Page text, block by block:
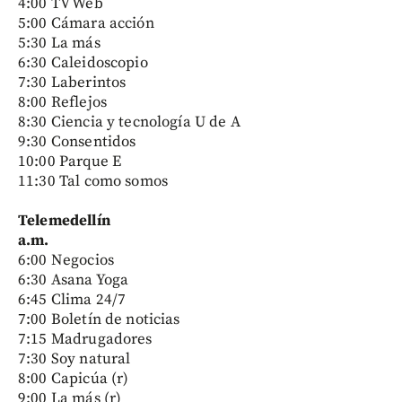
5:00 Cámara acción
5:30 La más
6:30 Caleidoscopio
7:30 Laberintos
8:00 Reflejos
8:30 Ciencia y tecnología U de A
9:30 Consentidos
10:00 Parque E
11:30 Tal como somos
Telemedellín
a.m.
6:00 Negocios
6:30 Asana Yoga
6:45 Clima 24/7
7:00 Boletín de noticias
7:15 Madrugadores
7:30 Soy natural
8:00 Capicúa (r)
9:00 La más (r)